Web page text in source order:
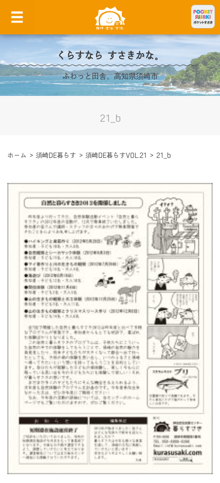
くらすなら すさきかな。
ふわっと田舎。高知県須崎市
21_b
ホーム > 須崎DE暮らす > 須崎DE暮らすVOL.21 > 21_b